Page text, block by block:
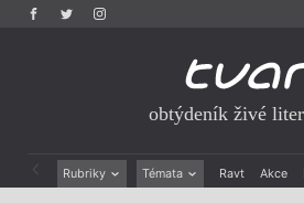
obtýdeník živé
Rubriky Témata Ravt Akce